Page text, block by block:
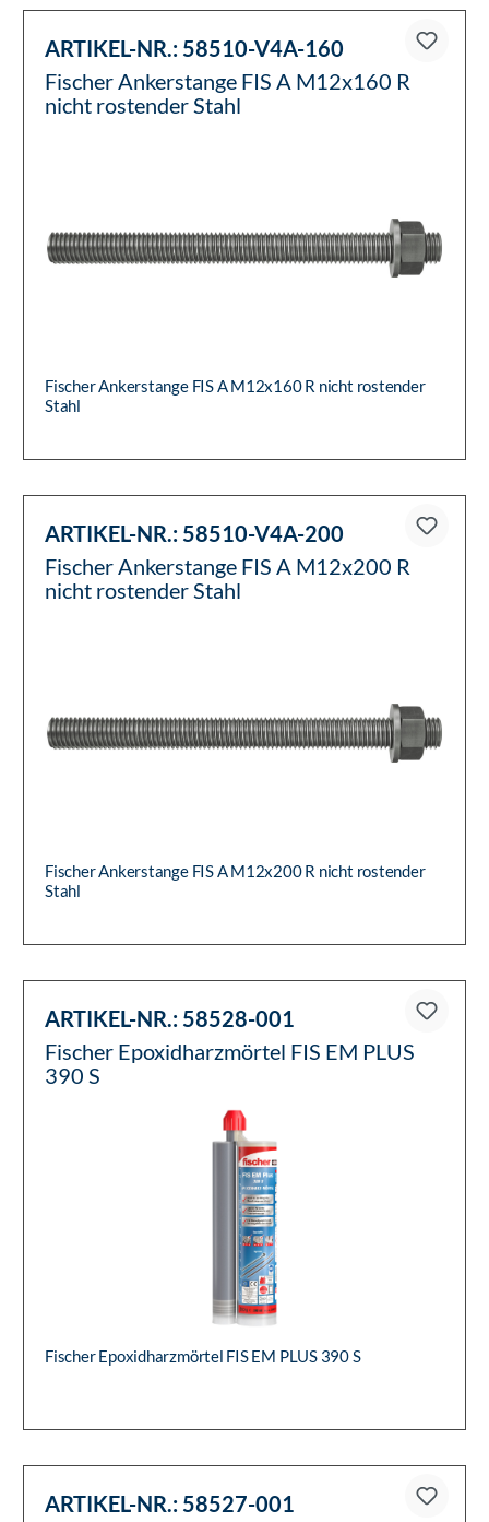
ARTIKEL-NR.: 58510-V4A-160
Fischer Ankerstange FIS A M12x160 R
nicht rostender Stahl
Fischer Ankerstange FIS A M12x160 R nicht rostender
Stahl
ARTIKEL-NR.: 58510-V4A-200
Fischer Ankerstange FIS A M12x200 R
nicht rostender Stahl
Fischer Ankerstange FIS A M12x200 R nicht rostender
Stahl
ARTIKEL-NR.: 58528-001
Fischer Epoxidharzmörtel FIS EM PLUS
390 S
Fischer Epoxidharzmörtel FIS EM PLUS 390 S
ARTIKEL-NR.: 58527-001